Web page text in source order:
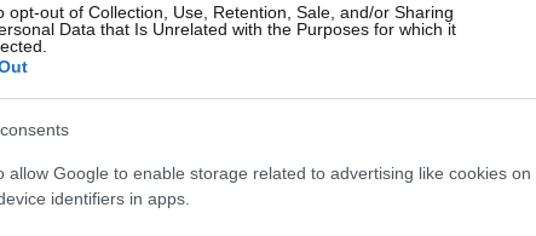
opt-out of Collection, Use, Retention, Sale, and/or Sharing
Data that Is Unrelated with the Purposes for which it
allow Google to enable storage related to advertising like cookies on
identifiers in apps.